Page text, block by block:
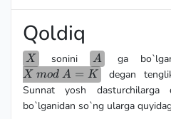
Qoldiq
X
X sonini A
A ga
X mod A = K
degan
Sunnat yosh
bo`lganidan so`ng ularga